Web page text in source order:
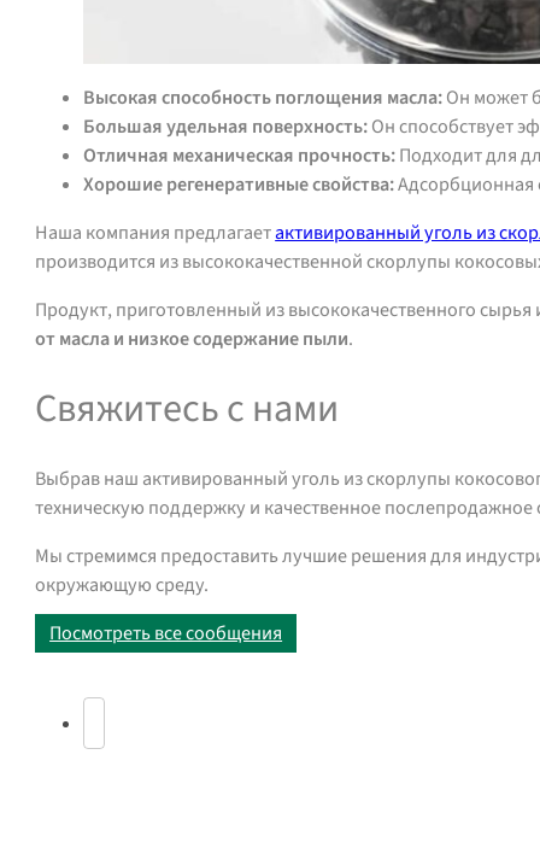
Высокая способность поглощения масла:Он может
Большая удельная поверхность:Он способствует
Отличная механическая прочность:Подходит для
Хорошие регенеративные свойства:Адсорбционная
Наша компания предлагаетактивированный уголь из
производится из высококачественной скорлупы
Продукт, приготовленный из высококачественного
от масла и низкое содержание пыли.
Свяжитесь с нами
Выбрав наш активированный уголь из скорлупы
техническую поддержку и качественное
Мы стремимся предоставить лучшие решения для
окружающую среду.
Посмотреть все сообщения